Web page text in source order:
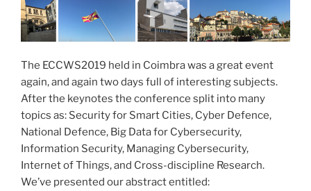
The ECCWS2019 held in Coimbra was a great event
again, and again two days full of interesting subjects.
After the keynotes the conference split into many
topics as: Security for Smart Cities, Cyber Defence,
National Defence, Big Data for Cybersecurity,
Information Security, Managing Cybersecurity,
Internet of Things, and Cross-discipline Research.
We’ve presented our abstract entitled: